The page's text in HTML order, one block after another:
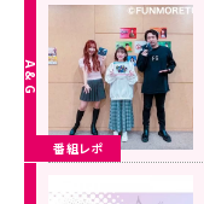
番組レポ